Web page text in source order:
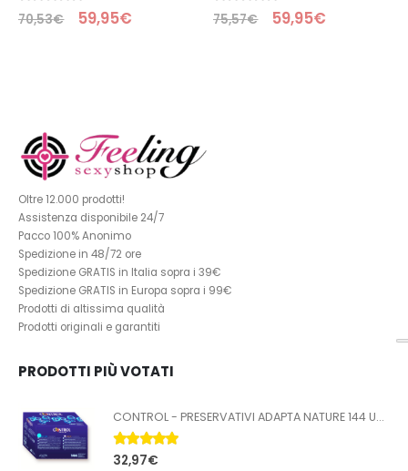
0Su 5
70,53€ 59,95€ 0Su 5
75,57€ 59,95€
Oltre 12.000 prodotti!
Assistenza disponibile 24/7
Pacco 100% Anonimo
Spedizione in 48/72 ore
Spedizione GRATIS in Italia sopra i 39€
Spedizione GRATIS in Europa sopra i 99€
Prodotti di altissima qualità
Prodotti originali e garantiti
PRODOTTI PIÙ VOTATI
CONTROL - PRESERVATIVI ADAPTA NATURE 144 UNITÀ
5.00Su 5
32,97€